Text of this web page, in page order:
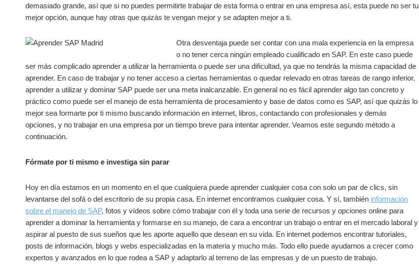
demasiado grande, así que si no puedes permitirte trabajar de esta forma o entrar en una empresa así, esta puede no ser tu
mejor opción, aunque hay otras que quizás te vengan mejor y se adapten mejor a ti.
Otra desventaja puede ser contar con una mala experiencia en la empresa
o no tener cerca ningún empleado cualificado en SAP. En este caso puede
ser más complicado aprender a utilizar la herramienta o puede ser una dificultad, ya que no tendrás la misma capacidad de
aprender. En caso de trabajar y no tener acceso a ciertas herramientas o quedar relevado en otras tareas de rango inferior,
aprender a utilizar y dominar SAP puede ser una meta inalcanzable. En general no es fácil aprender algo tan concreto y
práctico como puede ser el manejo de esta herramienta de procesamiento y base de datos como es SAP, así que quizás lo
mejor sea formarte por ti mismo buscando información en internet, libros, contactando con profesionales y demás
opciones, y no trabajar en una empresa por un tiempo breve para intentar aprender. Veamos este segundo método a
continuación.
Fórmate por ti mismo e investiga sin parar
Hoy en día estamos en un momento en el que cualquiera puede aprender cualquier cosa con solo un par de clics, sin
levantarse del sofá o del escritorio de su propia casa. En internet encontramos cualquier cosa. Y sí, también información
sobre el manejo de SAP, fotos y vídeos sobre cómo trabajar con él y toda una serie de recursos y opciones online para
aprender a dominar la herramienta y formarse en su manejo, de cara a encontrar un trabajo o entrar en el mercado laboral y
aspirar al puesto de sus sueños que les aporte aquello que desean en su vida. En internet podemos encontrar tutoriales,
posts de información, blogs y webs especializadas en la materia y mucho más. Todo ello puede ayudarnos a crecer como
expertos y avanzados en lo que rodea a SAP y adaptarlo al terreno de las empresas y de un puesto de trabajo.